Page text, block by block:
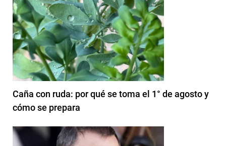
Caña con ruda: por qué se toma el 1° de agosto y
cómo se prepara